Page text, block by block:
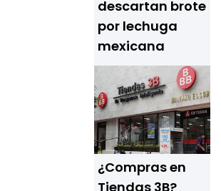
descartan brote
por lechuga
mexicana
¿Compras en
Tiendas 3B?